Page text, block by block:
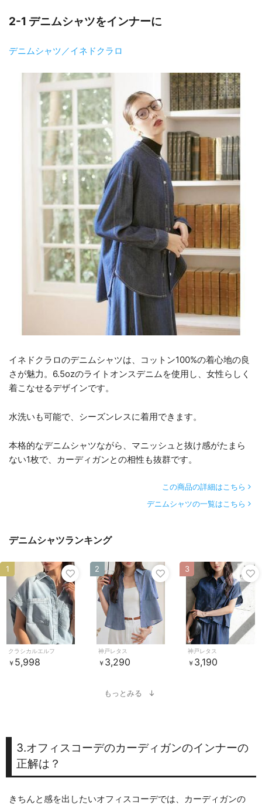
2-1 デニムシャツをインナーに
デニムシャツ／イネドクラロ
イネドクラロのデニムシャツは、コットン100%の着心地の良
さが魅力。6.5ozのライトオンスデニムを使用し、女性らしく
着こなせるデザインです。
水洗いも可能で、シーズンレスに着用できます。
本格的なデニムシャツながら、マニッシュと抜け感がたまら
ない1枚で、カーディガンとの相性も抜群です。
この商品の詳細はこちら
デニムシャツの一覧はこちら
デニムシャツランキング
クラシカルエルフ
￥ 5,998
1
神戸レタス
￥ 3,290
2
神戸レタス
￥ 3,190
3
もっとみる
3.オフィスコーデのカーディガンのインナーの
正解は？
きちんと感を出したいオフィスコーデでは、カーディガンの